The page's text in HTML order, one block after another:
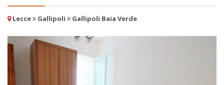
Lecce Gallipoli Gallipoli Baia Verde